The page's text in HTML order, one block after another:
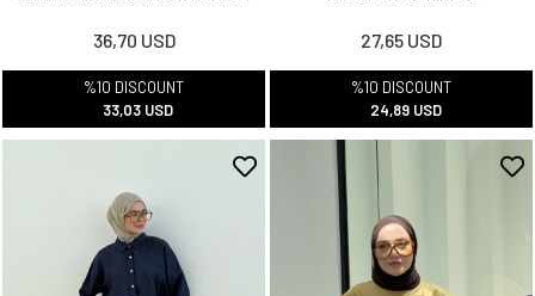
36,70 USD
%10 DISCOUNT
33,03 USD
27,65 USD
%10 DISCOUNT
24,89 USD